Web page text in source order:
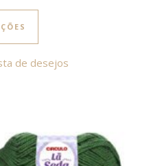
This product has
de desejos